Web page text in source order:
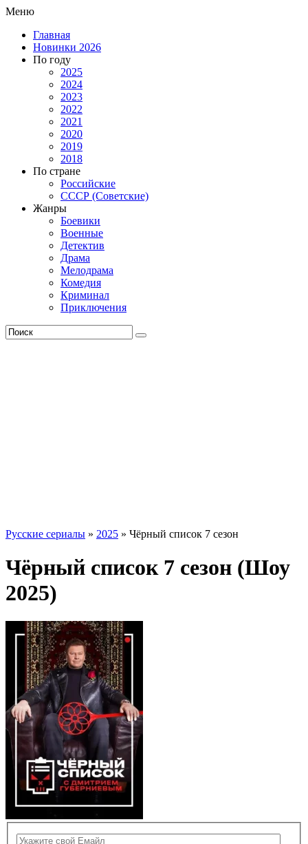
Меню
Главная
Новинки 2026
По году
2025
2024
2023
2022
2021
2020
2019
2018
По стране
Российские
СССР (Советские)
Жанры
Боевики
Военные
Детектив
Драма
Мелодрама
Комедия
Криминал
Приключения
Русские сериалы » 2025 » Чёрный список 7 сезон
Чёрный список 7 сезон (Шоу
2025)